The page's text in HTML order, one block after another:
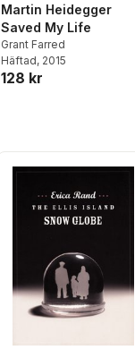
Martin Heidegger
Saved My Life
Grant Farred
Häftad, 2015
128 kr